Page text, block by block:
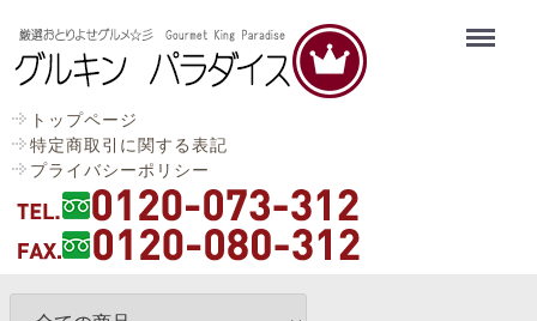
トップページ
特定商取引に関する表記
プライバシーポリシー